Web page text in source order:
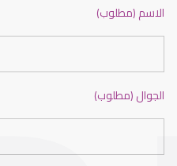
الاسم (مطلوب)
الجوال (مطلوب)